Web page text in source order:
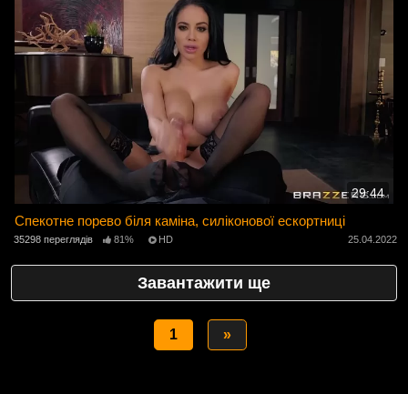
29:44
Спекотне порево біля каміна, силіконової ескортниці
35298 переглядів 81% HD 25.04.2022
Завантажити ще
1 »